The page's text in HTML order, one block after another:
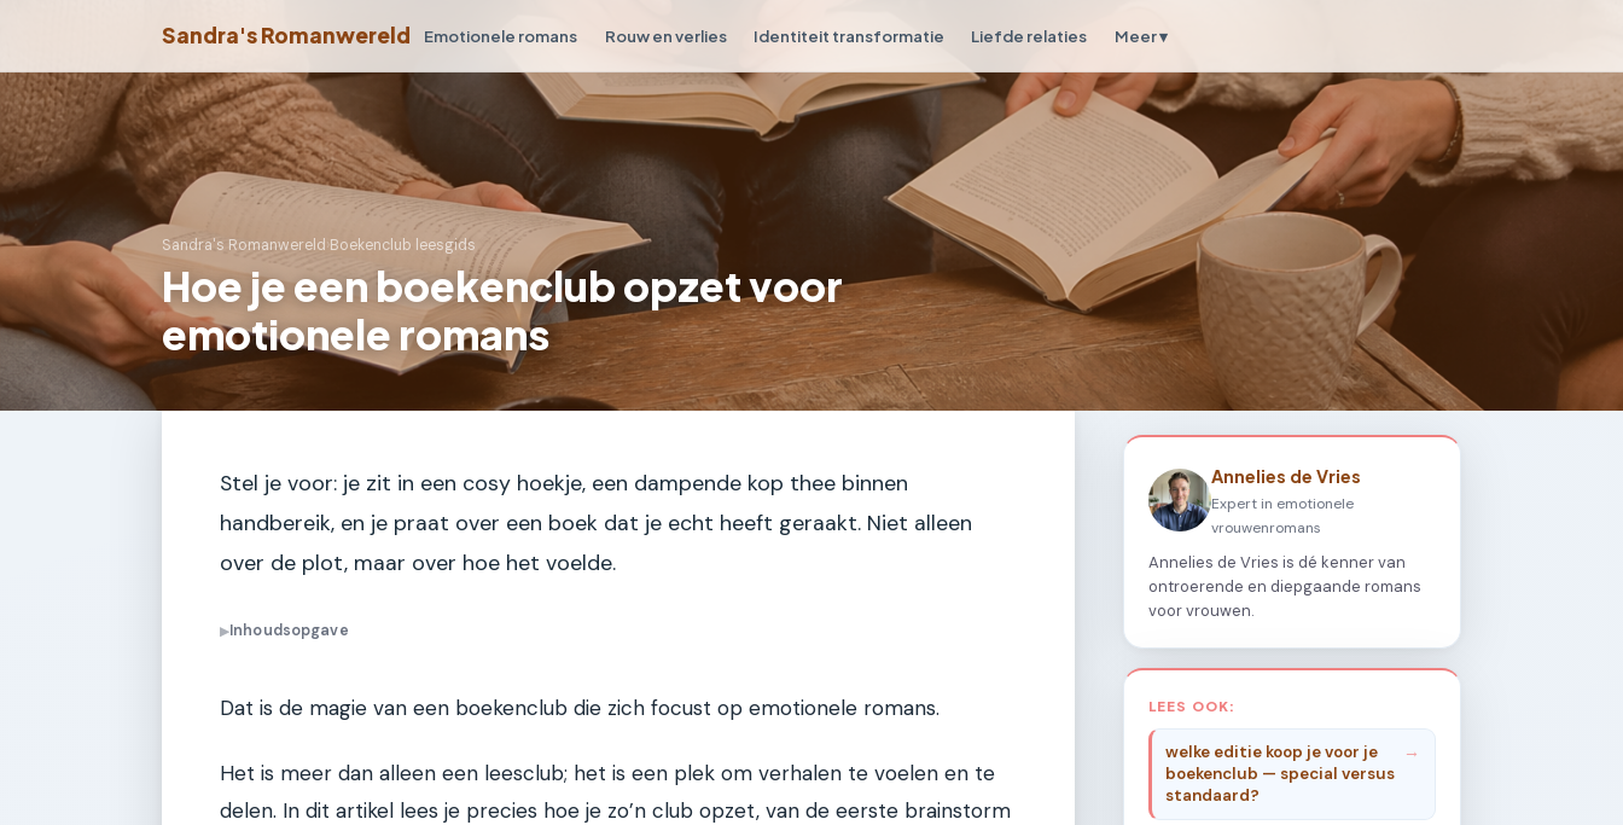
Sandra's Romanwereld Emotionele romans Rouw en verlies Identiteit transformatie Liefde relaties Meer ▾
Sandra's Romanwereld›Boekenclub leesgids
Hoe je een boekenclub opzet voor
emotionele romans
Stel je voor: je zit in een cosy hoekje, een dampende kop thee binnen
handbereik, en je praat over een boek dat je echt heeft geraakt. Niet alleen
over de plot, maar over hoe het voelde.
▶Inhoudsopgave
Dat is de magie van een boekenclub die zich focust op emotionele romans.
Het is meer dan alleen een leesclub; het is een plek om verhalen te voelen en te
delen. In dit artikel lees je precies hoe je zo’n club opzet, van de eerste brainstorm
Annelies de Vries
Expert in emotionele
vrouwenromans
Annelies de Vries is dé kenner van
ontroerende en diepgaande romans
voor vrouwen.
LEES OOK:
welke editie koop je voor je
boekenclub — special versus
standaard?